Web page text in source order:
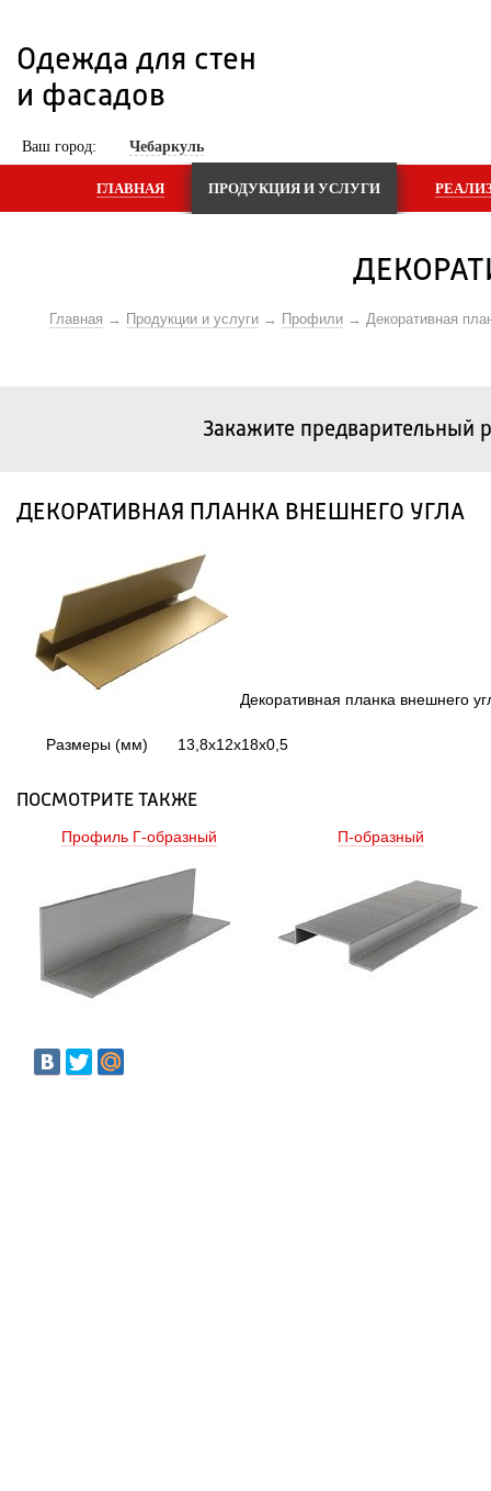
Одежда для стен
и фасадов
Ваш город: Чебаркуль
ГЛАВНАЯ ПРОДУКЦИЯ И УСЛУГИ
Главная Продукции и услуги Профили Декоративная
Закажите предварительный
ДЕКОРАТИВНАЯ ПЛАНКА ВНЕШНЕГО УГЛА
Декоративная планка внешнего
Размеры (мм) 13,8х12х18х0,5
ПОСМОТРИТЕ ТАКЖЕ
Профиль Г-образный П-образный